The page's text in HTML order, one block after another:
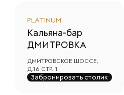
PLATINUM
Кальяна-бар
ДМИТРОВКА
ДМИТРОВСКОЕ ШОССЕ,
Д.16 СТР. 1
Забронировать столик